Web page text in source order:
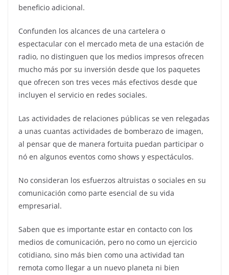
beneficio adicional.
Confunden los alcances de una cartelera o
espectacular con el mercado meta de una estación de
radio, no distinguen que los medios impresos ofrecen
mucho más por su inversión desde que los paquetes
que ofrecen son tres veces más efectivos desde que
incluyen el servicio en redes sociales.
Las actividades de relaciones públicas se ven relegadas
a unas cuantas actividades de bomberazo de imagen,
al pensar que de manera fortuita puedan participar o
nó en algunos eventos como shows y espectáculos.
No consideran los esfuerzos altruistas o sociales en su
comunicación como parte esencial de su vida
empresarial.
Saben que es importante estar en contacto con los
medios de comunicación, pero no como un ejercicio
cotidiano, sino más bien como una actividad tan
remota como llegar a un nuevo planeta ni bien